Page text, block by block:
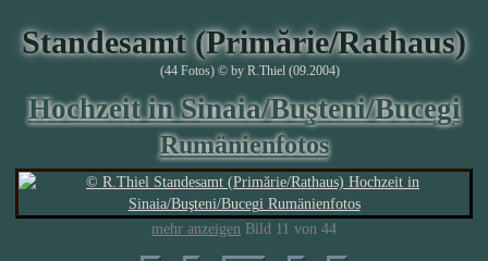
Standesamt (Primărie/Rathaus)
(44 Fotos) © by R.Thiel (09.2004)
Hochzeit in Sinaia/Buşteni/Bucegi
Rumänienfotos
mehr anzeigen Bild 11 von 44